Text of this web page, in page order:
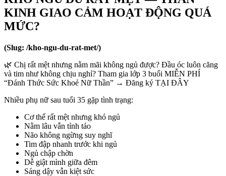
KINH GIAO CẢM HOẠT ĐỘNG QUÁ
MỨC?
(Slug: /kho-ngu-du-rat-met/)
🌿 Chị rất mệt nhưng nằm mãi không ngủ được? Đầu óc luôn căng
và tim như không chịu nghỉ? Tham gia lớp 3 buổi MIỄN PHÍ
“Đánh Thức Sức Khoẻ Nữ Thần” → Đăng ký TẠI ĐÂY
Nhiều phụ nữ sau tuổi 35 gặp tình trạng:
Cơ thể rất mệt nhưng khó ngủ
Nằm lâu vẫn tỉnh táo
Não không ngừng suy nghĩ
Tim đập nhanh trước khi ngủ
Ngủ chập chờn
Dễ giật mình giữa đêm
Sáng dậy vẫn kiệt sức